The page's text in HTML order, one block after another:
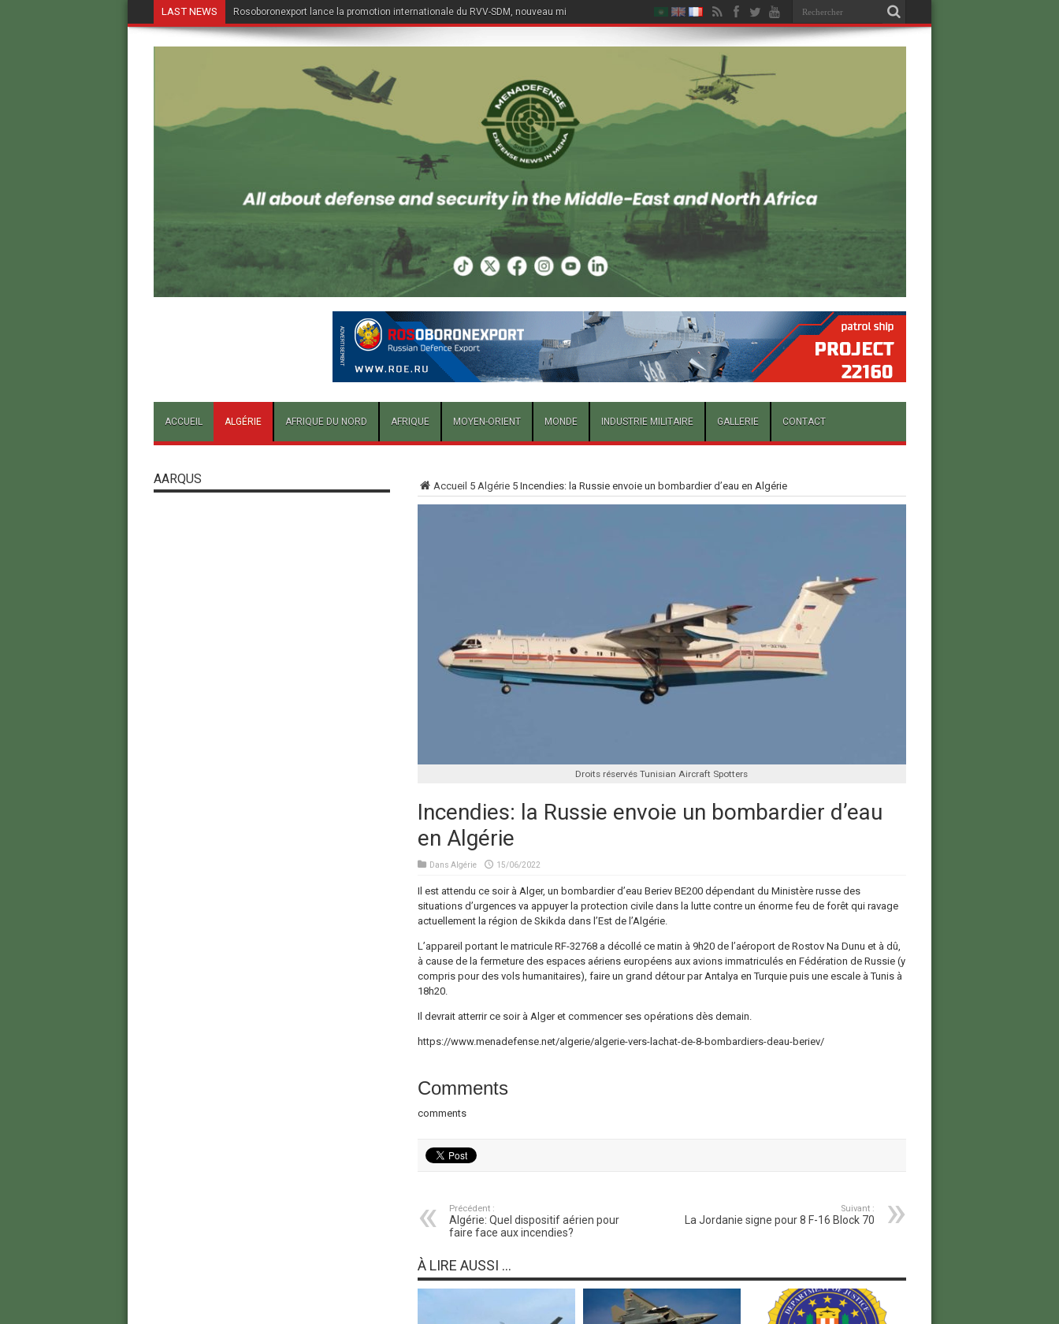
LAST NEWS Rosoboronexport lance la promotion internationale du RVV-SDM, nouveau missile air-air du Su-57E
ACCUEIL ALGÉRIE AFRIQUE DU NORD AFRIQUE MOYEN-ORIENT MONDE INDUSTRIE MILITAIRE GALLERIE CONTACT
Accueil 5 Algérie5 Incendies: la Russie envoie un bombardier d’eau en Algérie
Droits réservés Tunisian Aircraft Spotters
Incendies: la Russie envoie un bombardier d’eau
en Algérie
Dans Algérie 15/06/2022
Il est attendu ce soir à Alger, un bombardier d’eau Beriev BE200 dépendant du Ministère russe des
situations d’urgences va appuyer la protection civile dans la lutte contre un énorme feu de forêt qui ravage
actuellement la région de Skikda dans l’Est de l’Algérie.
L’appareil portant le matricule RF-32768a décollé ce matin à 9h20 de l’aéroport de Rostov Na Dunu et à dû,
à cause de la fermeture des espaces aériens européens aux avions immatriculés en Fédération de Russie (y
compris pour des vols humanitaires), faire un grand détour par Antalya en Turquie puis une escale à Tunis à
18h20.
Il devrait atterrir ce soir à Alger et commencer ses opérations dès demain.
https://www.menadefense.net/algerie/algerie-vers-lachat-de-8-bombardiers-deau-beriev/
Comments
comments
Précédent :
Algérie: Quel dispositif aérien pour
faire face aux incendies?
Suivant :
La Jordanie signe pour 8 F-16 Block 70
À LIRE AUSSI ...
AARQUS